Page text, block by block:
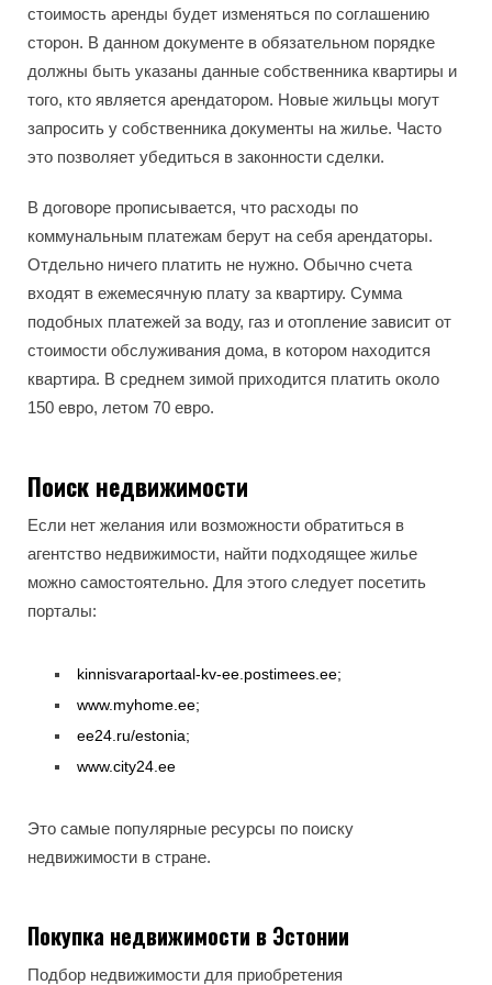
стоимость аренды будет изменяться по соглашению
сторон. В данном документе в обязательном порядке
должны быть указаны данные собственника квартиры и
того, кто является арендатором. Новые жильцы могут
запросить у собственника документы на жилье. Часто
это позволяет убедиться в законности сделки.
В договоре прописывается, что расходы по
коммунальным платежам берут на себя арендаторы.
Отдельно ничего платить не нужно. Обычно счета
входят в ежемесячную плату за квартиру. Сумма
подобных платежей за воду, газ и отопление зависит от
стоимости обслуживания дома, в котором находится
квартира. В среднем зимой приходится платить около
150 евро, летом 70 евро.
Поиск недвижимости
Если нет желания или возможности обратиться в
агентство недвижимости, найти подходящее жилье
можно самостоятельно. Для этого следует посетить
порталы:
kinnisvaraportaal-kv-ee.postimees.ee;
www.myhome.ee;
ee24.ru/estonia;
www.city24.ee
Это самые популярные ресурсы по поиску
недвижимости в стране.
Покупка недвижимости в Эстонии
Подбор недвижимости для приобретения